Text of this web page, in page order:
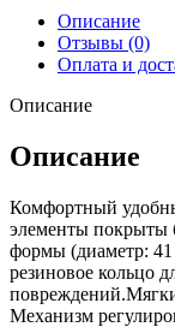
Описание
Отзывы (0)
Оплата и
Описание
Описание
Комфортный
элементы покрыты
формы (диаметр: 41
резиновое кольцо
Механизм